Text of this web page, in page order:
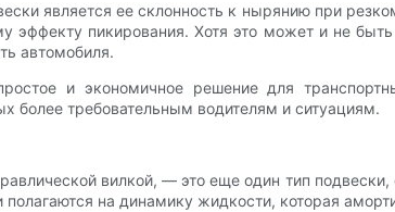
является ее склонность к нырянию при
эффекту пикирования. Хотя это может и не
автомобиля.
и экономичное решение для
более требовательным водителям и ситуациям.
вилкой, — это еще один тип
на динамику жидкости, которая